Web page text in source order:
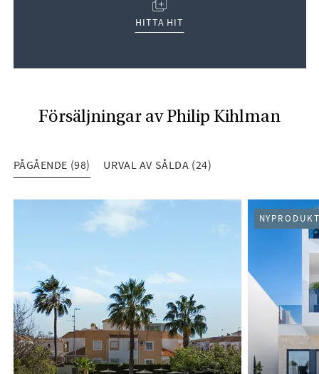
HITTA HIT
(ÖPPNAS I NYTT FÖNSTER)
Försäljningar av Philip Kihlman
PÅGÅENDE (98) URVAL AV SÅLDA (24)
PÅGÅENDE (98)